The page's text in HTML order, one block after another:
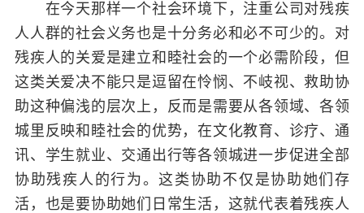
在今天那样一个社会环境下，注重公司对残疾
人人群的社会义务也是十分务必和必不可少的。对
残疾人的关爱是建立和睦社会的一个必需阶段，但
这类关爱决不能只是逗留在怜悯、不岐视、救助协
助这种偏浅的层次上，反而是需要从各领域、各领
城里反映和睦社会的优势，在文化教育、诊疗、通
讯、学生就业、交通出行等各领城进一步促进全部
协助残疾人的行为。这类协助不仅是协助她们存
活，也是要协助她们日常生活，这就代表着残疾人